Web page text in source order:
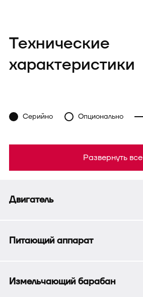
Технические
характеристики
Двигатель
Питающий аппарат
Измельчающий барабан
Серийно Опционально
Развернуть все